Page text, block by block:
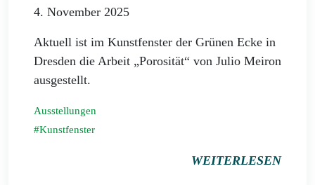
4. November 2025
Aktuell ist im Kunstfenster der Grünen Ecke in
Dresden die Arbeit „Porosität“ von Julio Meiron
ausgestellt.
Ausstellungen
Kunstfenster
WEITERLESEN